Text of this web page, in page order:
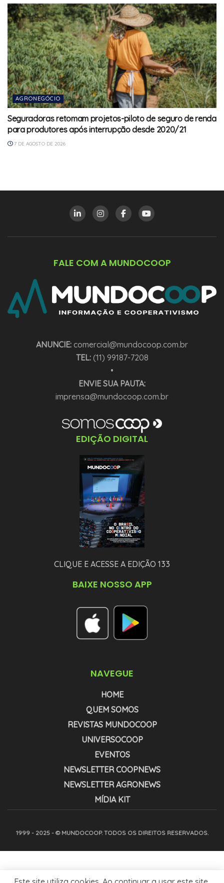
AGRONEGÓCIO
Seguradoras retomam projetos-piloto de seguro de renda
para produtores após interrupção desde 2020/21
7 DE AGOSTO DE 2026
FALE COM A MUNDOCOOP
ANUNCIE: comercial@mundocoop.com.br
TEL:(11) 99187-7208
•
ENVIE SUA PAUTA:
imprensa@mundocoop.com.br
EDIÇÃO DIGITAL
CLIQUE E ACESSE A EDIÇÃO 133
BAIXE NOSSO APP
NAVEGUE
HOME
QUEM SOMOS
REVISTAS MUNDOCOOP
UNIVERSOCOOP
EVENTOS
NEWSLETTER COOPNEWS
NEWSLETTER AGRONEWS
MÍDIA KIT
1999 - 2025 - © MUNDOCOOP. TODOS OS DIREITOS RESERVADOS.